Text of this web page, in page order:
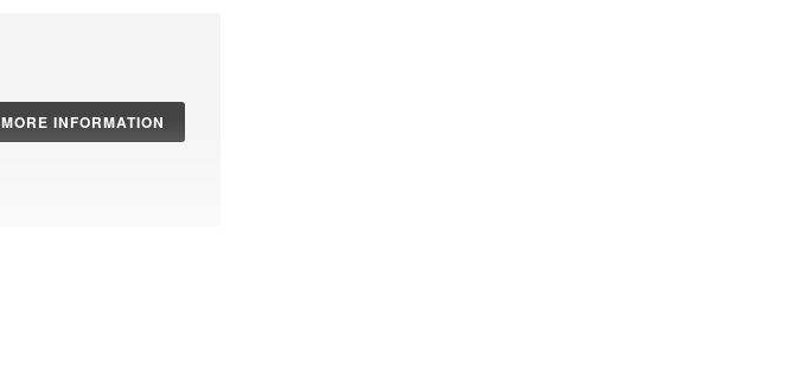
MORE INFORMATION